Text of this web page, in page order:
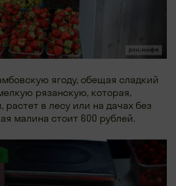
ягоду, обещая сладкий
рязанскую, которая,
растет в лесу или на дачах без
малина стоит 600 рублей.